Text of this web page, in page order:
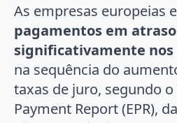
As empresas europeias
pagamentos em
significativamente
na sequência do
taxas de juro, segundo o
Payment Report (EPR),